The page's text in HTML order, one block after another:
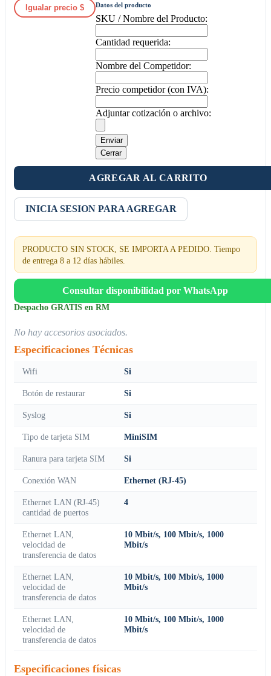
Igualar precio $ Datos del producto
SKU / Nombre del Producto:
Cantidad requerida:
Nombre del Competidor:
Precio competidor (con IVA):
Adjuntar cotización o archivo:
Enviar
Cerrar
AGREGAR AL CARRITO
INICIA SESION PARA AGREGAR
PRODUCTO SIN STOCK, SE IMPORTA A PEDIDO. Tiempo
de entrega 8 a 12 días hábiles.
Consultar disponibilidad por WhatsApp
Despacho GRATIS en RM
No hay accesorios asociados.
Especificaciones Técnicas
Wifi Si
Botón de restaurar Si
Syslog Si
Tipo de tarjeta SIM MiniSIM
Ranura para tarjeta SIM Si
Conexión WAN Ethernet (RJ-45)
Ethernet LAN (RJ-45)
cantidad de puertos
4
Ethernet LAN,
velocidad de
transferencia de datos
10 Mbit/s, 100 Mbit/s, 1000
Mbit/s
Ethernet LAN,
velocidad de
transferencia de datos
10 Mbit/s, 100 Mbit/s, 1000
Mbit/s
Ethernet LAN,
velocidad de
transferencia de datos
10 Mbit/s, 100 Mbit/s, 1000
Mbit/s
Especificaciones físicas